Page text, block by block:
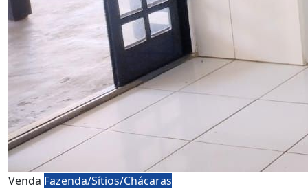
Venda Fazenda/Sítios/Chácaras